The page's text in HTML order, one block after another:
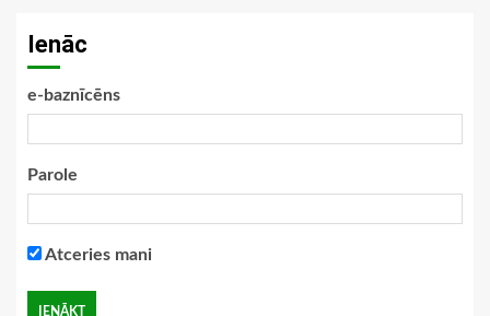
Ienāc
e-baznīcēns
Parole
Atceries mani